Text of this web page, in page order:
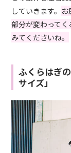
していきます。
部分が変わって
みてくださいね。
ふくらはぎ
サイズ」